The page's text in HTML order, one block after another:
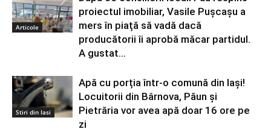
Articole
proiectul imobiliar, Vasile Pușcașu a
mers în piață să vadă dacă
producătorii îi aprobă măcar partidul.
A gustat...
Stiri din Iasi
Apă cu porția într-o comună din Iași!
Locuitorii din Bârnova, Păun și
Pietrăria vor avea apă doar 16 ore pe
zi